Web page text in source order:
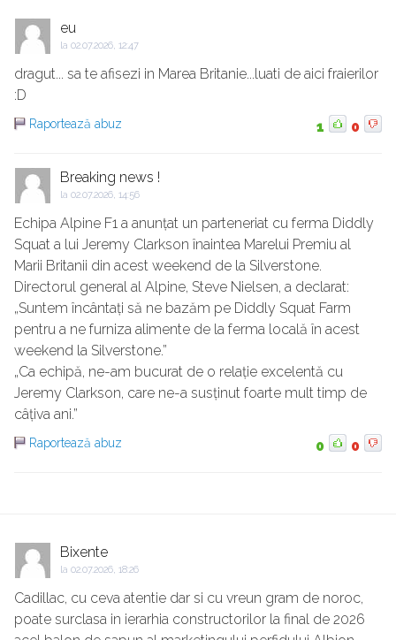
eu
la 02.07.2026, 12:47
dragut... sa te afisezi in Marea Britanie...luati de aici fraierilor
:D
Raportează abuz 1 0
Breaking news !
la 02.07.2026, 14:56
Echipa Alpine F1 a anunțat un parteneriat cu ferma Diddly
Squat a lui Jeremy Clarkson înaintea Marelui Premiu al
Marii Britanii din acest weekend de la Silverstone.
Directorul general al Alpine, Steve Nielsen, a declarat:
„Suntem încântați să ne bazăm pe Diddly Squat Farm
pentru a ne furniza alimente de la ferma locală în acest
weekend la Silverstone.”
„Ca echipă, ne-am bucurat de o relație excelentă cu
Jeremy Clarkson, care ne-a susținut foarte mult timp de
câțiva ani.”
Raportează abuz 0 0
Bixente
la 02.07.2026, 18:26
Cadillac, cu ceva atentie dar si cu vreun gram de noroc,
poate surclasa in ierarhia constructorilor la final de 2026